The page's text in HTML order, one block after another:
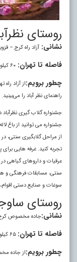
روستای
نشانی: آزاد راه کرج –
فاصله تا تهران: ۶۰ کیلومتر
چطور برویم:از آزاد
راهنمای نظر آباد را می‌بینید.
جشنواره می توانید از باغ
از مراحل گلابگیری
تجربه کنید. غرفه هایی
عرقیات و داروهای گیاهی
سنتی، مسابقات فرهنگی و
سوغات و صنایع دستی
روستای
نشانی:‌جاده مخصوص کرج
فاصله تا تهران:‌
چطور برویم:از جاده